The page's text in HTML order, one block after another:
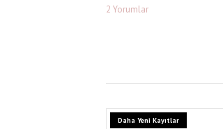
2 Yorumlar
Daha Yeni Kayıtlar